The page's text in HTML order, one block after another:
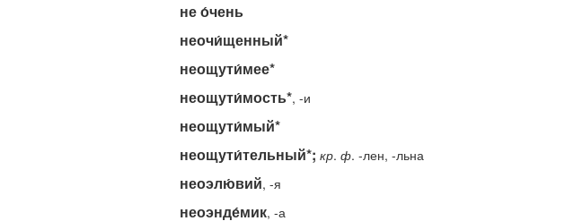
не о́чень
неочи́щенный*
неощути́мее*
неощути́мость*, -и
неощути́мый*
неощути́тельный*; кр. ф. -лен, -льна
неоэлю́вий, -я
неоэнде́мик, -а